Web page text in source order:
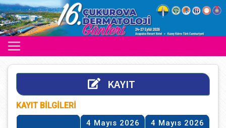
KAYIT
KAYIT BİLGİLERİ
4 Mayıs 2026
4 Mayıs 2026